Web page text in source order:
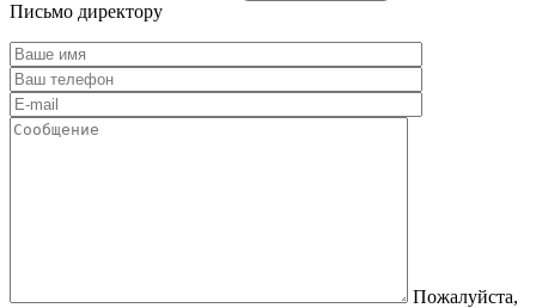
Письмо директору
Пожалуйста,